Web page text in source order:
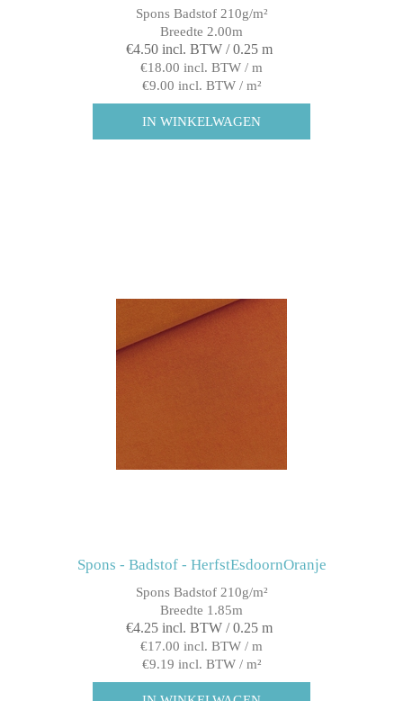
Spons Badstof 210g/m²
Breedte 2.00m
€4.50 incl. BTW / 0.25 m
€18.00 incl. BTW / m
€9.00 incl. BTW / m²
Spons - Badstof - HerfstEsdoornOranje
Spons Badstof 210g/m²
Breedte 1.85m
€4.25 incl. BTW / 0.25 m
€17.00 incl. BTW / m
€9.19 incl. BTW / m²